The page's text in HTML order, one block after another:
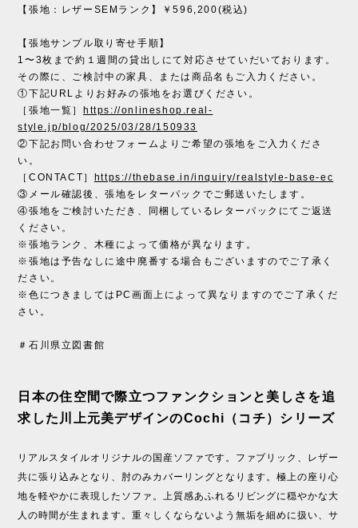
【張地：レザーSEMランク】￥596,200(税込)
【張地サンプル取り寄せ手順】
1〜3枚まで約１週間の貸出しにて対応させていだいております。
その際に、ご検討中の家具、または商品名もご入力ください。
①下記URLよりお好みの張地をお選びください。
［張地一覧］
https://onlineshop.real-
style.jp/blog/2025/03/28/150933
②下記お問い合わせフォームよりご希望の張地をご入力くださ
い。
［CONTACT］
https://thebase.in/inquiry/realstyle-base-ec
③メール確認後、張地をレターパックでご郵送いたします。
④張地をご検討いただき、同梱しているレターパックにてご返送
ください。
※張地ランク、木種によって価格が異なります。
※張地は予告なしに途中廃番する場合もございますのでご了承く
ださい。
※色につきましてはPC画面上によって異なりますのでご了承くだ
さい。
＃石川県立図書館
日本の住空間で際立つファンクションと美しさを追
求した川上元美デザインのCochi（コチ）シリーズ
リアルスタイルオリジナルの国産ソファです。ファブリック、レザー
共に張り込みとなり、肘のみカバーリングとなります。極上の座り心
地を軽やかに表現したソファ。上質感あふれるリビングに穏やかな大
人の時間が生まれます。重々しくならないよう無垢を細めに扱い、サ